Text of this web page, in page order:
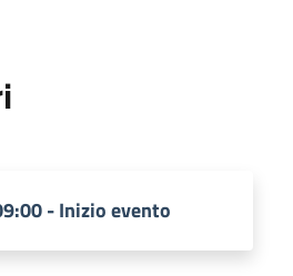
- Inizio evento